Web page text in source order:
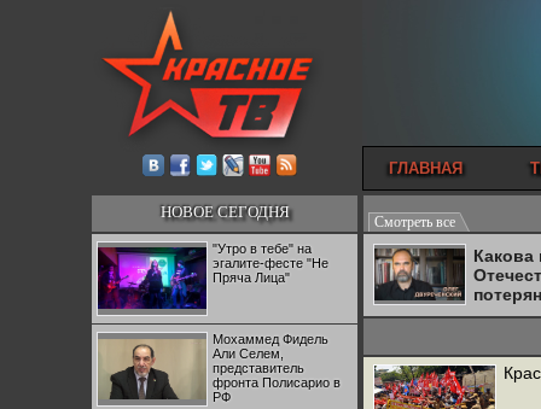
ГЛАВНАЯ
НОВОЕ СЕГОДНЯ
"Утро в тебе" на
эгалите-фесте "Не
Пряча Лица"
Мохаммед Фидель
Али Селем,
представитель
фронта Полисарио в
РФ
Смотреть все